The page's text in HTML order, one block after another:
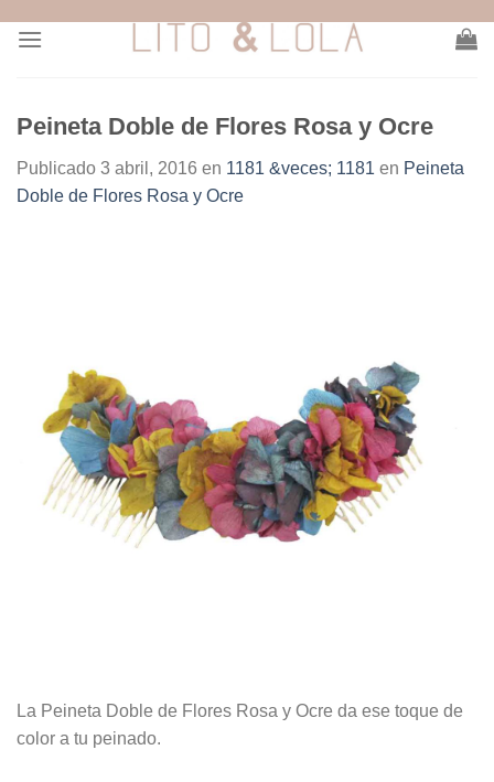
Peineta Doble de Flores Rosa y Ocre
Publicado 3 abril, 2016 en 1181 &veces; 1181 en Peineta
Doble de Flores Rosa y Ocre
La Peineta Doble de Flores Rosa y Ocre da ese toque de
color a tu peinado.